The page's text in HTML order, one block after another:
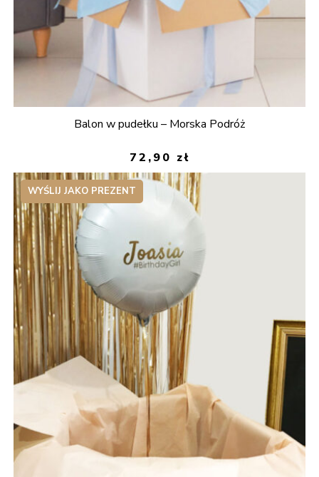
Balon w pudełku – Morska Podróż
72,90 zł
WYŚLIJ JAKO PREZENT